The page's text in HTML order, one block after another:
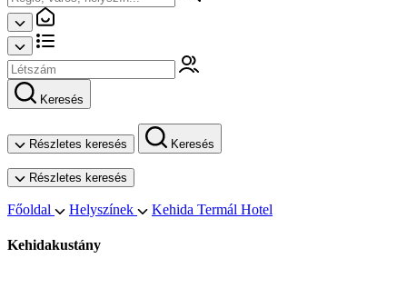
Keresés
Részletes keresés Keresés
Részletes keresés
Főoldal Helyszínek Kehida Termál Hotel
Kehidakustány